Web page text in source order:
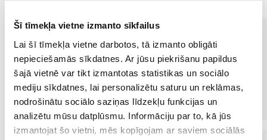
Šī tīmekļa vietne izmanto sīkfailus
Lai šī tīmekļa vietne darbotos, tā izmanto obligāti
nepieciešamās sīkdatnes. Ar jūsu piekrišanu papildus
šajā vietnē var tikt izmantotas statistikas un sociālo
mediju sīkdatnes, lai personalizētu saturu un reklāmas,
nodrošinātu sociālo saziņas līdzekļu funkcijas un
analizētu mūsu datplūsmu. Informāciju par to, kā jūs
izmantojat šo vietni, mēs kopīgojam ar saviem sociālās